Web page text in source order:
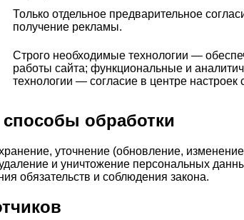
Только отдельное предварительное
получение рекламы.
Строго необходимые технологии —
работы сайта; функциональные и
технологии — согласие в центре настроек
обработки
уточнение (обновление,
и уничтожение персональных
обязательств и соблюдения закона.